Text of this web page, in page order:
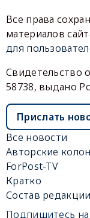
Все права
материалов
для
Свидетельство
58738, выдано
Прислать
Все новости
Авторские
ForPost-TV
Кратко
Состав редакции
Подпишитесь